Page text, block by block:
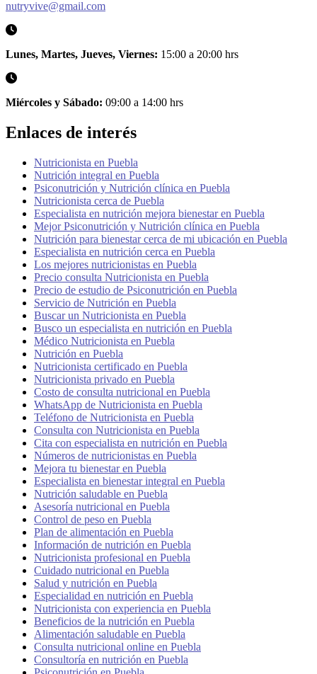
nutryvive@gmail.com
Lunes, Martes, Jueves, Viernes: 15:00 a 20:00 hrs
Miércoles y Sábado: 09:00 a 14:00 hrs
Enlaces de interés
Nutricionista en Puebla
Nutrición integral en Puebla
Psiconutrición y Nutrición clínica en Puebla
Nutricionista cerca de Puebla
Especialista en nutrición mejora bienestar en Puebla
Mejor Psiconutrición y Nutrición clínica en Puebla
Nutrición para bienestar cerca de mi ubicación en Puebla
Especialista en nutrición cerca en Puebla
Los mejores nutricionistas en Puebla
Precio consulta Nutricionista en Puebla
Precio de estudio de Psiconutrición en Puebla
Servicio de Nutrición en Puebla
Buscar un Nutricionista en Puebla
Busco un especialista en nutrición en Puebla
Médico Nutricionista en Puebla
Nutrición en Puebla
Nutricionista certificado en Puebla
Nutricionista privado en Puebla
Costo de consulta nutricional en Puebla
WhatsApp de Nutricionista en Puebla
Teléfono de Nutricionista en Puebla
Consulta con Nutricionista en Puebla
Cita con especialista en nutrición en Puebla
Números de nutricionistas en Puebla
Mejora tu bienestar en Puebla
Especialista en bienestar integral en Puebla
Nutrición saludable en Puebla
Asesoría nutricional en Puebla
Control de peso en Puebla
Plan de alimentación en Puebla
Información de nutrición en Puebla
Nutricionista profesional en Puebla
Cuidado nutricional en Puebla
Salud y nutrición en Puebla
Especialidad en nutrición en Puebla
Nutricionista con experiencia en Puebla
Beneficios de la nutrición en Puebla
Alimentación saludable en Puebla
Consulta nutricional online en Puebla
Consultoría en nutrición en Puebla